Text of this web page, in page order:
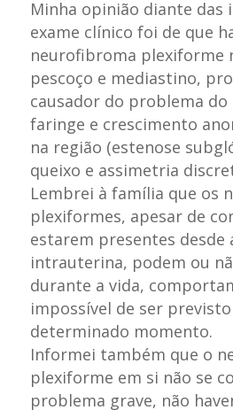
Minha opinião diante das
exame clínico foi de que
neurofibroma plexiforme
pescoço e mediastino,
causador do problema
faringe e crescimento
na região (estenose
queixo e assimetria
Lembrei à família que os
plexiformes, apesar de
estarem presentes desde
intrauterina, podem ou
durante a vida,
impossível de ser
determinado momento.
Informei também que o
plexiforme em si não se
problema grave, não